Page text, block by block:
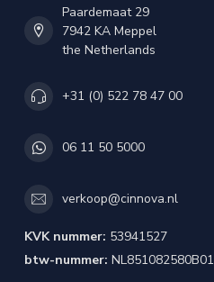
Paardemaat 29
7942 KA Meppel
the Netherlands
+31 (0) 522 78 47 00
06 11 50 5000
verkoop@cinnova.nl
KVK nummer: 53941527
btw-nummer: NL851082580B01